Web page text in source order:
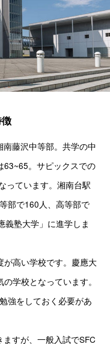
藤沢中等部。共学の中
63~65。サピックスでの
っています。湘南台駅
部で160人、高等部で
義塾大学」に進学しま
が高い学校です。慶應大
学校となっています。
強をしておく必要があ
すが、一般入試でSFC